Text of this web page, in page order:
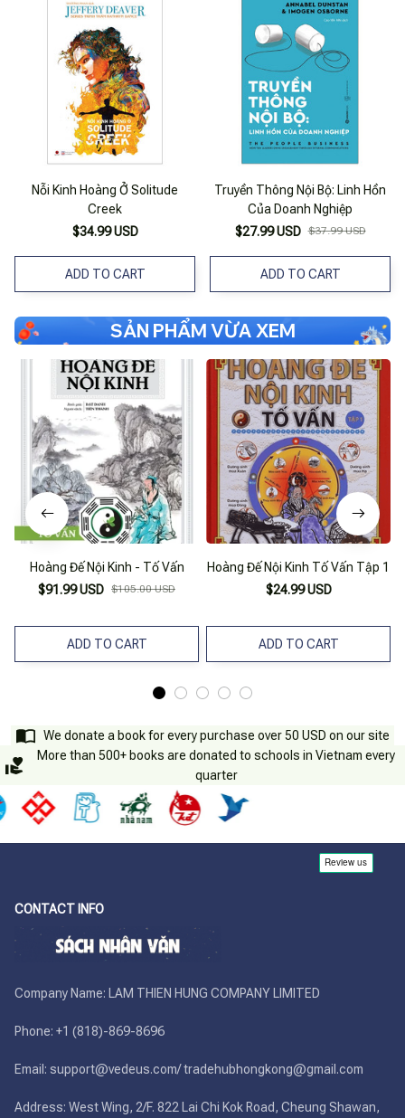
Nỗi Kinh Hoàng Ở Solitude
Creek
$34.99 USD
ADD TO CART
Truyền Thông Nội Bộ: Linh Hồn
Của Doanh Nghiệp
$27.99 USD $37.99 USD
ADD TO CART
SẢN PHẨM VỪA XEM
Hoàng Đế Nội Kinh - Tố Vấn
$91.99 USD $105.00 USD
ADD TO CART
Hoàng Đế Nội Kinh Tố Vấn Tập 1
$24.99 USD
ADD TO CART
We donate a book for every purchase over 50 USD on our site
More than 500+ books are donated to schools in Vietnam every
quarter
CONTACT INFO
Company Name: LAM THIEN HUNG COMPANY LIMITED
Phone: +1 (818)-869-8696
Email: support@vedeus.com/ tradehubhongkong@gmail.com
Address: West Wing, 2/F. 822 Lai Chi Kok Road, Cheung Shawan,